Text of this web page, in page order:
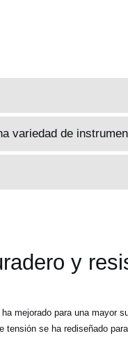
variedad de
y
mejorado para una mayor
se ha rediseñado